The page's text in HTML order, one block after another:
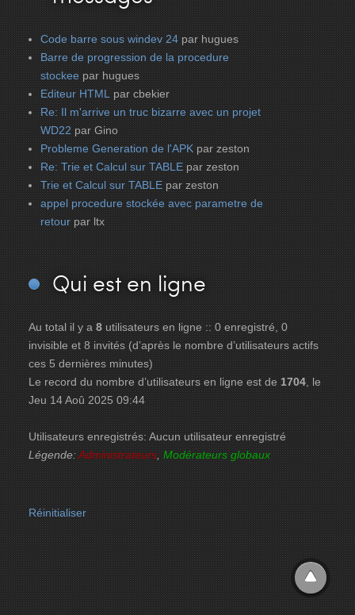
Code barre sous windev 24 par hugues
Barre de progression de la procedure
stockee par hugues
Editeur HTML par cbekier
Re: Il m'arrive un truc bizarre avec un projet
WD22 par Gino
Probleme Generation de l'APK par zeston
Re: Trie et Calcul sur TABLE par zeston
Trie et Calcul sur TABLE par zeston
appel procedure stockée avec parametre de
retour par ltx
Qui est en ligne
Au total il y a8 utilisateurs en ligne :: 0 enregistré, 0
invisible et 8 invités (d’après le nombre d’utilisateurs actifs
ces 5 dernières minutes)
Le record du nombre d’utilisateurs en ligne est de 1704 , le
Jeu 14 Aoû 2025 09:44
Utilisateurs enregistrés: Aucun utilisateur enregistré
Légende:Administrateurs ,Modérateurs globaux
Réinitialiser